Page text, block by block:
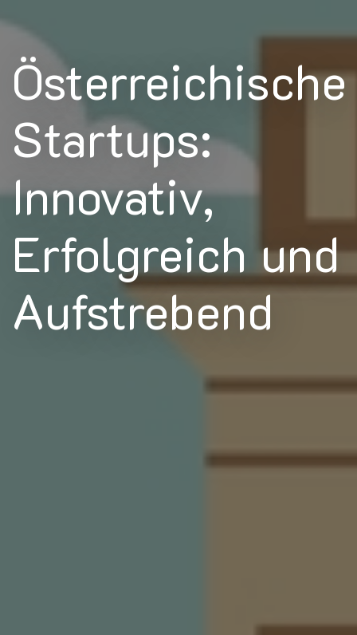
Österreichische
Startups:
Innovativ,
Erfolgreich und
Aufstrebend